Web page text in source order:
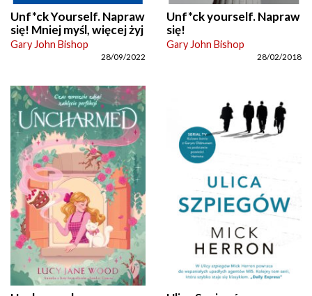
Unf*ck Yourself. Napraw
się! Mniej myśl, więcej żyj
Gary John Bishop
28/09/2022
Unf*ck yourself. Napraw
się!
Gary John Bishop
28/02/2018